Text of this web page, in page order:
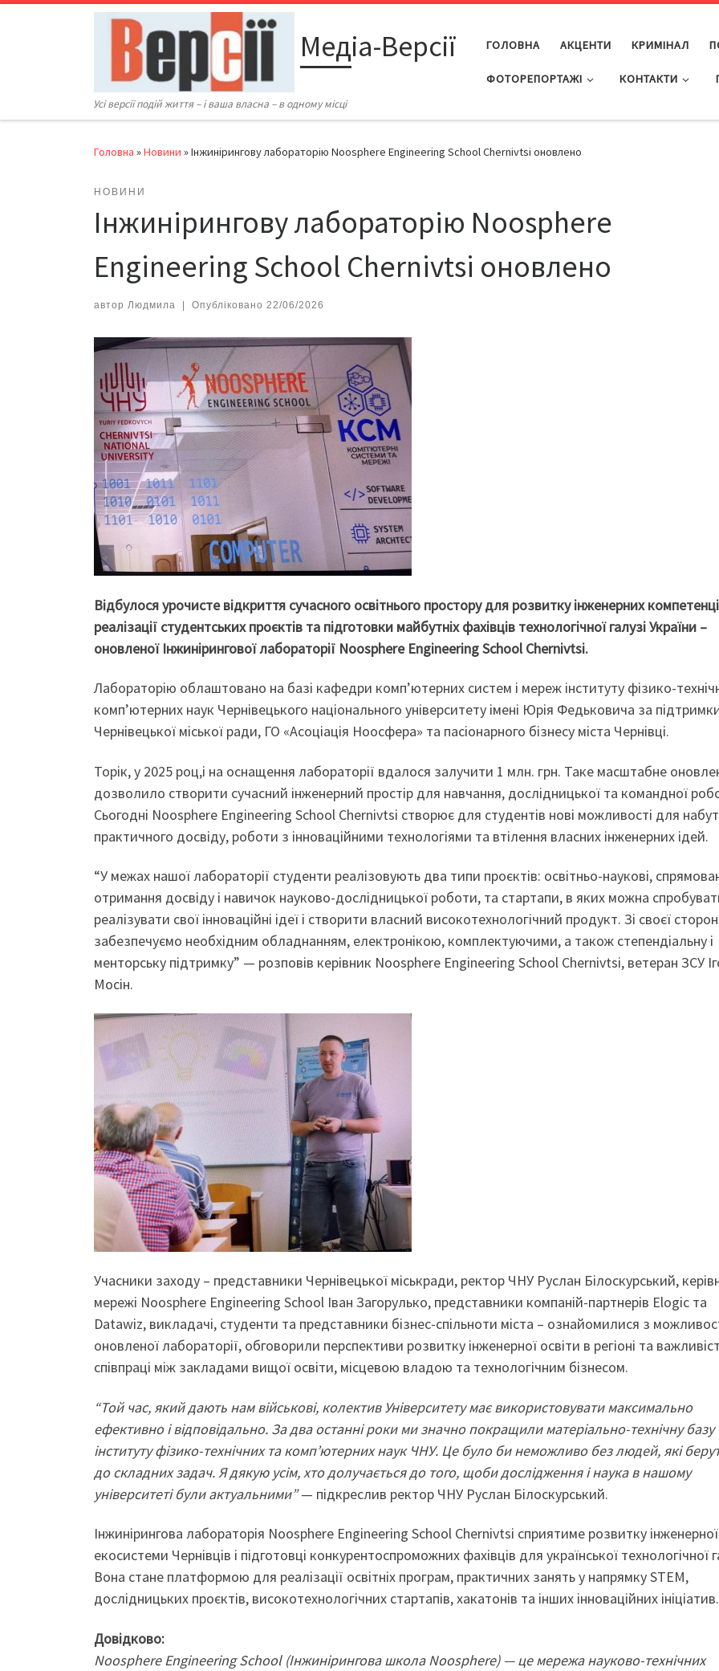
Перейти до вмісту
Медіа-Версії
Усі версії подій життя – і ваша власна – в одному місці
ГОЛОВНА АКЦЕНТИ КРИМІНАЛ
ФОТОРЕПОРТАЖІ КОНТАКТИ
Головна »Новини »Інжинірингову лабораторію Noosphere Engineering School Chernivtsi оновлено
НОВИНИ
Інжинірингову лабораторію Noosphere
Engineering School Chernivtsi оновлено
автор Людмила Опубліковано 22/06/2026
Відбулося урочисте відкриття сучасного освітнього простору для розвитку інженерних
реалізації студентських проєктів та підготовки майбутніх фахівців технологічної галузі України –
оновленої Інжинірингової лабораторії Noosphere Engineering School Chernivtsi.
Лабораторію облаштовано на базі кафедри комп’ютерних систем і мереж інституту фізико-
комп’ютерних наук Чернівецького національного університету імені Юрія Федьковича за
Чернівецької міської ради, ГО «Асоціація Ноосфера» та пасіонарного бізнесу міста Чернівці.
Торік, у 2025 роц,і на оснащення лабораторії вдалося залучити 1 млн. грн. Таке масштабне
дозволило створити сучасний інженерний простір для навчання, дослідницької та командної
Сьогодні Noosphere Engineering School Chernivtsi створює для студентів нові можливості для
практичного досвіду, роботи з інноваційними технологіями та втілення власних інженерних ідей.
“У межах нашої лабораторії студенти реалізовують два типи проєктів: освітньо-наукові,
отримання досвіду і навичок науково-дослідницької роботи, та стартапи, в яких можна
реалізувати свої інноваційні ідеї і створити власний високотехнологічний продукт. Зі своєї
забезпечуємо необхідним обладнанням, електронікою, комплектуючими, а також степендіальну і
менторську підтримку” — розповів керівник Noosphere Engineering School Chernivtsi, ветеран ЗСУ
Мосін.
Учасники заходу – представники Чернівецької міськради, ректор ЧНУ Руслан Білоскурський,
мережі Noosphere Engineering School Іван Загорулько, представники компаній-партнерів Elogic та
Datawiz, викладачі, студенти та представники бізнес-спільноти міста – ознайомилися з
оновленої лабораторії, обговорили перспективи розвитку інженерної освіти в регіоні та
співпраці між закладами вищої освіти, місцевою владою та технологічним бізнесом.
“Той час, який дають нам військові, колектив Університету має використовувати максимально
ефективно і відповідально. За два останні роки ми значно покращили матеріально-технічну базу
інституту фізико-технічних та комп’ютерних наук ЧНУ. Це було би неможливо без людей, які
до складних задач. Я дякую усім, хто долучається до того, щоби дослідження і наука в нашому
університеті були актуальними”— підкреслив ректор ЧНУ Руслан Білоскурський.
Інжинірингова лабораторія Noosphere Engineering School Chernivtsi сприятиме розвитку інженерної
екосистеми Чернівців і підготовці конкурентоспроможних фахівців для української технологічної
Вона стане платформою для реалізації освітніх програм, практичних занять у напрямку STEM,
дослідницьких проєктів, високотехнологічних стартапів, хакатонів та інших інноваційних ініціатив.
Довідково:
Noosphere Engineering School (Інжинірингова школа Noosphere) — це мережа науково-технічних